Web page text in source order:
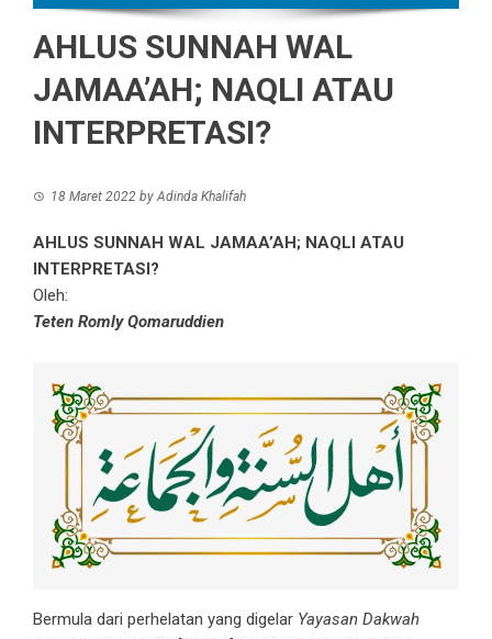
AHLUS SUNNAH WAL
JAMAA’AH; NAQLI ATAU
INTERPRETASI?
18 Maret 2022 byAdinda Khalifah
AHLUS SUNNAH WAL JAMAA’AH; NAQLI ATAU
INTERPRETASI?
Oleh:
Teten Romly Qomaruddien
Bermula dari perhelatan yang digelar Yayasan Dakwah